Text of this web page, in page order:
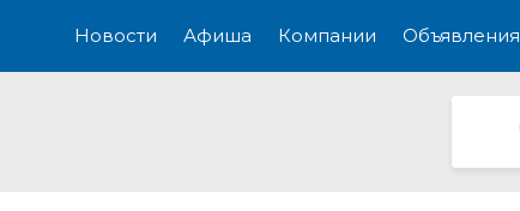
Новости Афиша Компании Объявления